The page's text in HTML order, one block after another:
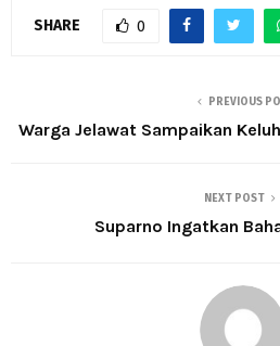
SHARE 0
PREVIOUS
Warga Jelawat Sampaikan
NEXT POST
Suparno Ingatkan